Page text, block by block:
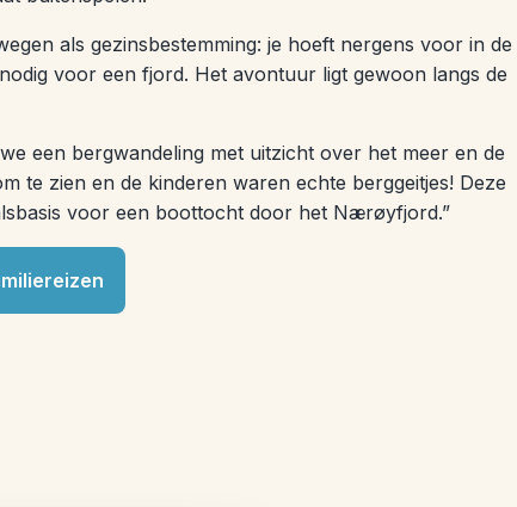
als gezinsbestemming: je hoeft nergens voor in de
voor een fjord. Het avontuur ligt gewoon langs de
een bergwandeling met uitzicht over het meer en de
te zien en de kinderen waren echte berggeitjes! Deze
voor een boottocht door het Nærøyfjord.”